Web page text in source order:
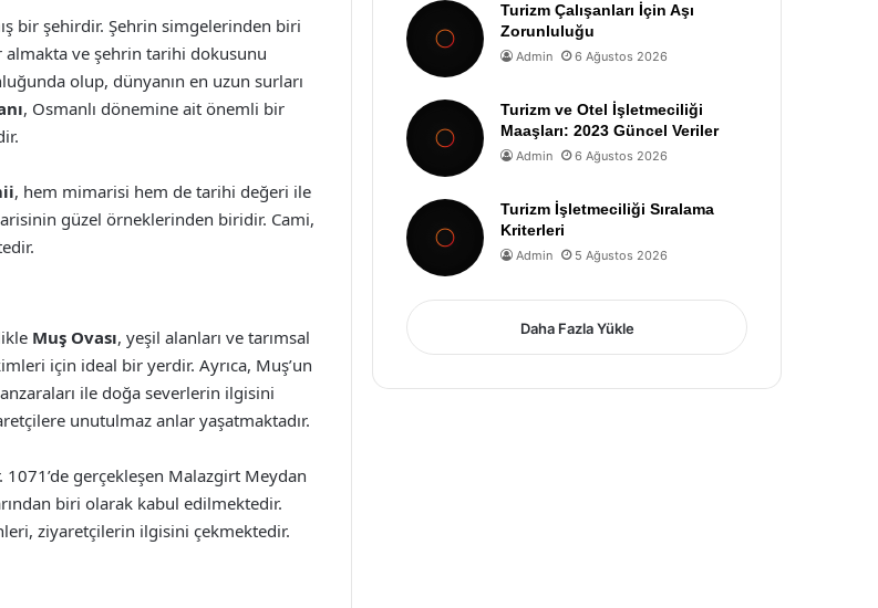
bir şehirdir. Şehrin simgelerinden biri
almakta ve şehrin tarihi dokusunu
olup, dünyanın en uzun surları
, Osmanlı dönemine ait önemli bir
, hem mimarisi hem de tarihi değeri ile
güzel örneklerinden biridir. Cami,
Muş Ovası, yeşil alanları ve tarımsal
için ideal bir yerdir. Ayrıca, Muş’un
ile doğa severlerin ilgisini
unutulmaz anlar yaşatmaktadır.
gerçekleşen Malazgirt Meydan
biri olarak kabul edilmektedir.
ziyaretçilerin ilgisini çekmektedir.
Turizm Çalışanları İçin Aşı
Zorunluluğu
Admin 6 Ağustos 2026
Turizm ve Otel İşletmeciliği
Maaşları: 2023 Güncel Veriler
Admin 6 Ağustos 2026
Turizm İşletmeciliği Sıralama
Kriterleri
Admin 5 Ağustos 2026
Daha Fazla Yükle